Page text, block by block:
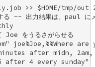
>> $HOME/tmp/out
る -- 出力結果は、paul に
Joe をうるさがらせる
are
after midn,
4 every sunday"